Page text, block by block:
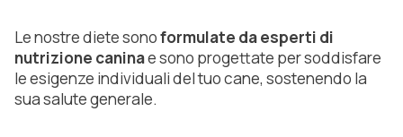
Le nostre diete sonoformulate da esperti di
nutrizione caninae sono progettate per soddisfare
le esigenze individuali del tuo cane, sostenendo la
sua salute generale.